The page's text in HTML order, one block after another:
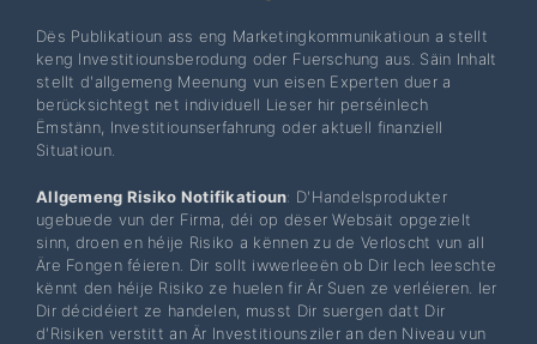
Dës Publikatioun ass eng Marketingkommunikatioun a stellt
keng Investitiounsberodung oder Fuerschung aus. Säin Inhalt
stellt d'allgemeng Meenung vun eisen Experten duer a
berücksichtegt net individuell Lieser hir perséinlech
Ëmstänn, Investitiounserfahrung oder aktuell finanziell
Situatioun.
Allgemeng Risiko Notifikatioun: D'Handelsprodukter
ugebuede vun der Firma, déi op dëser Websäit opgezielt
sinn, droen en héije Risiko a kënnen zu de Verloscht vun all
Äre Fongen féieren. Dir sollt iwwerleeën ob Dir Iech leeschte
kënnt den héije Risiko ze huelen fir Är Suen ze verléieren. Ier
Dir décidéiert ze handelen, musst Dir suergen datt Dir
d'Risiken verstitt an Är Investitiounsziler an den Niveau vun